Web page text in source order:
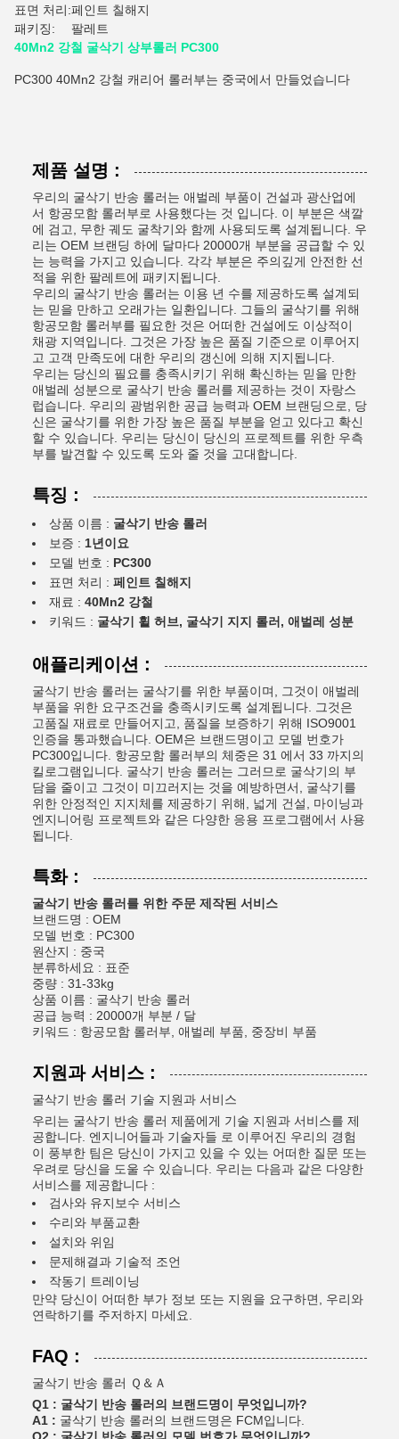
표면 처리:페인트 칠해지
패키징:
팔레트
40Mn2 강철 굴삭기 상부롤러 PC300
PC300 40Mn2 강철 캐리어 롤러부는 중국에서 만들었습니다
제품 설명 :
우리의 굴삭기 반송 롤러는 애벌레 부품이 건설과 광산업에
서 항공모함 롤러부로 사용했다는 것 입니다. 이 부분은 색깔
에 검고, 무한 궤도 굴착기와 함께 사용되도록 설계됩니다. 우
리는 OEM 브랜딩 하에 달마다 20000개 부분을 공급할 수 있
는 능력을 가지고 있습니다. 각각 부분은 주의깊게 안전한 선
적을 위한 팔레트에 패키지됩니다.
우리의 굴삭기 반송 롤러는 이용 년 수를 제공하도록 설계되
는 믿을 만하고 오래가는 일환입니다. 그들의 굴삭기를 위해
항공모함 롤러부를 필요한 것은 어떠한 건설에도 이상적이
채광 지역입니다. 그것은 가장 높은 품질 기준으로 이루어지
고 고객 만족도에 대한 우리의 갱신에 의해 지지됩니다.
우리는 당신의 필요를 충족시키기 위해 확신하는 믿을 만한
애벌레 성분으로 굴삭기 반송 롤러를 제공하는 것이 자랑스
럽습니다. 우리의 광범위한 공급 능력과 OEM 브랜딩으로, 당
신은 굴삭기를 위한 가장 높은 품질 부분을 얻고 있다고 확신
할 수 있습니다. 우리는 당신이 당신의 프로젝트를 위한 우측
부를 발견할 수 있도록 도와 줄 것을 고대합니다.
특징 :
상품 이름 : 굴삭기 반송 롤러
보증 : 1년이요
모델 번호 : PC300
표면 처리 : 페인트 칠해지
재료 : 40Mn2 강철
키워드 : 굴삭기 휠 허브, 굴삭기 지지 롤러, 애벌레 성분
애플리케이션 :
굴삭기 반송 롤러는 굴삭기를 위한 부품이며, 그것이 애벌레
부품을 위한 요구조건을 충족시키도록 설계됩니다. 그것은
고품질 재료로 만들어지고, 품질을 보증하기 위해 ISO9001
인증을 통과했습니다. OEM은 브랜드명이고 모델 번호가
PC300입니다. 항공모함 롤러부의 체중은 31 에서 33 까지의
킬로그램입니다. 굴삭기 반송 롤러는 그러므로 굴삭기의 부
담을 줄이고 그것이 미끄러지는 것을 예방하면서, 굴삭기를
위한 안정적인 지지체를 제공하기 위해, 넓게 건설, 마이닝과
엔지니어링 프로젝트와 같은 다양한 응용 프로그램에서 사용
됩니다.
특화 :
굴삭기 반송 롤러를 위한 주문 제작된 서비스
브랜드명 : OEM
모델 번호 : PC300
원산지 : 중국
분류하세요 : 표준
중량 : 31-33kg
상품 이름 : 굴삭기 반송 롤러
공급 능력 : 20000개 부분 / 달
키워드 : 항공모함 롤러부, 애벌레 부품, 중장비 부품
지원과 서비스 :
굴삭기 반송 롤러 기술 지원과 서비스
우리는 굴삭기 반송 롤러 제품에게 기술 지원과 서비스를 제
공합니다. 엔지니어들과 기술자들 로 이루어진 우리의 경험
이 풍부한 팀은 당신이 가지고 있을 수 있는 어떠한 질문 또는
우려로 당신을 도울 수 있습니다. 우리는 다음과 같은 다양한
서비스를 제공합니다 :
검사와 유지보수 서비스
수리와 부품교환
설치와 위임
문제해결과 기술적 조언
작동기 트레이닝
만약 당신이 어떠한 부가 정보 또는 지원을 요구하면, 우리와
연락하기를 주저하지 마세요.
FAQ :
굴삭기 반송 롤러 Ｑ＆Ａ
Q1 : 굴삭기 반송 롤러의 브랜드명이 무엇입니까?
A1 : 굴삭기 반송 롤러의 브랜드명은 FCM입니다.